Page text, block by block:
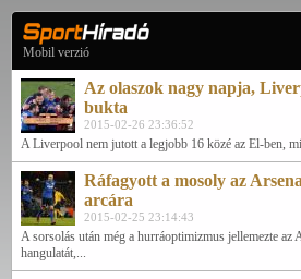
Mobil verzió
Az olaszok nagy napja,
bukta
2015-02-26 23:36:52
A Liverpool nem jutott a legjobb 16 közé az El-ben,
Ráfagyott a mosoly az
arcára
2015-02-25 23:14:43
A sorsolás után még a hurráoptimizmus jellemezte az
hangulatát,...